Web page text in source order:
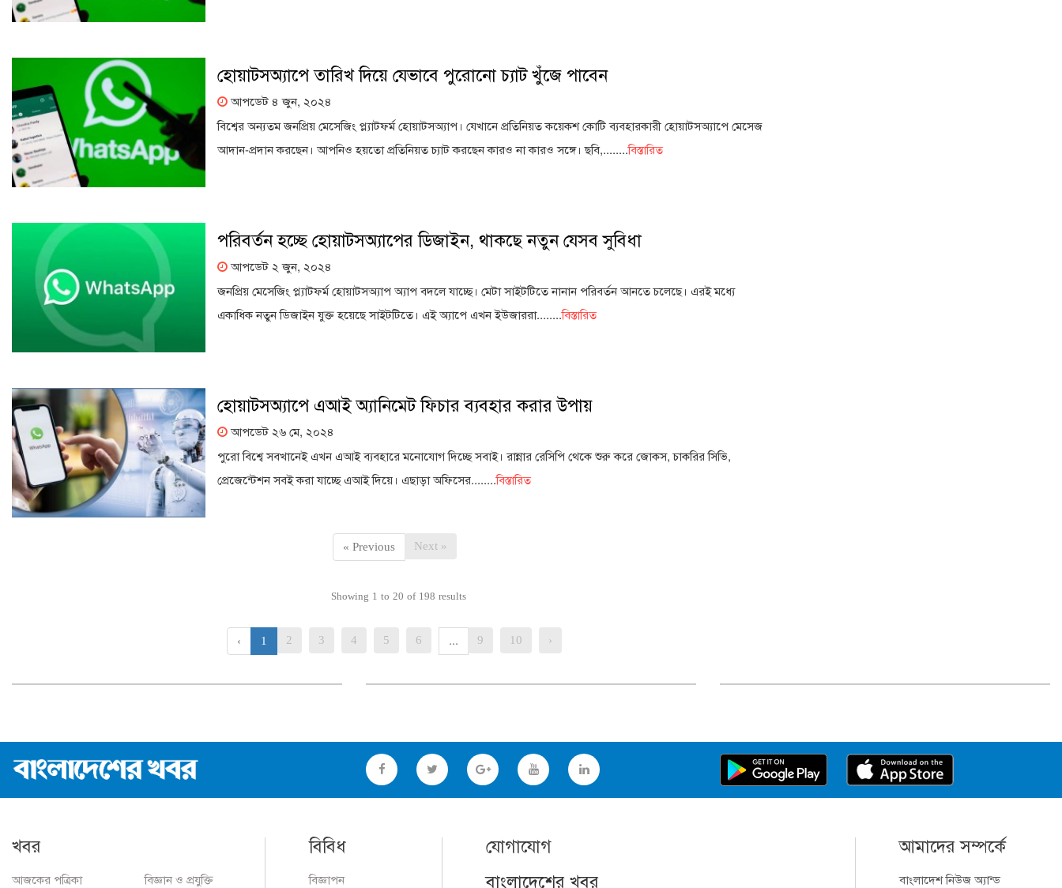
হোয়াটসঅ্যাপে তারিখ দিয়ে যেভাবে পুরোনো চ্যাট খুঁজে পাবেন
আপডেট ৪ জুন, ২০২৪
বিশ্বের অন্যতম জনপ্রিয় মেসেজিং প্ল্যাটফর্ম হোয়াটসঅ্যাপ। যেখানে প্রতিনিয়ত কয়েকশ কোটি ব্যবহারকারী হোয়াটসঅ্যাপে মেসেজ
আদান-প্রদান করছেন। আপনিও হয়তো প্রতিনিয়ত চ্যাট করছেন কারও না কারও সঙ্গে। ছবি,........বিস্তারিত
পরিবর্তন হচ্ছে হোয়াটসঅ্যাপের ডিজাইন, থাকছে নতুন যেসব সুবিধা
আপডেট ২ জুন, ২০২৪
জনপ্রিয় মেসেজিং প্ল্যাটফর্ম হোয়াটসঅ্যাপ অ্যাপ বদলে যাচ্ছে। মেটা সাইটটিতে নানান পরিবর্তন আনতে চলেছে। এরই মধ্যে
একাধিক নতুন ডিজাইন যুক্ত হয়েছে সাইটটিতে। এই অ্যাপে এখন ইউজাররা........বিস্তারিত
হোয়াটসঅ্যাপে এআই অ্যানিমেট ফিচার ব্যবহার করার উপায়
আপডেট ২৬ মে, ২০২৪
পুরো বিশ্বে সবখানেই এখন এআই ব্যবহারে মনোযোগ দিচ্ছে সবাই। রান্নার রেসিপি থেকে শুরু করে জোকস, চাকরির সিভি,
প্রেজেন্টেশন সবই করা যাচ্ছে এআই দিয়ে। এছাড়া অফিসের........বিস্তারিত
« Previous Next »
Showing 1 to 20 of 198 results
‹ 1 2 3 4 5 6 ... 9 10 ›
খবর
আজকের পত্রিকা বিজ্ঞান ও প্রযুক্তি
বিবিধ
বিজ্ঞাপন
যোগাযোগ
বাংলাদেশের খবর
আমাদের সম্পর্কে
বাংলাদেশ নিউজ অ্যান্ড